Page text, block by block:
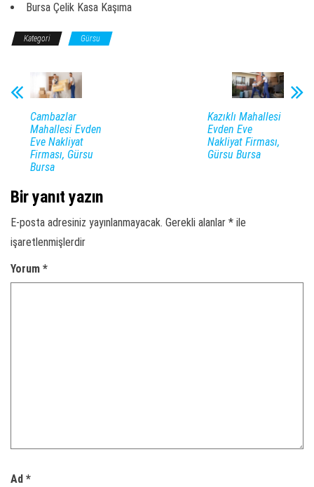
Bursa Çelik Kasa Kaşıma
Kategori Gürsu
Cambazlar
Mahallesi Evden
Eve Nakliyat
Firması, Gürsu
Bursa
Kazıklı Mahallesi
Evden Eve
Nakliyat Firması,
Gürsu Bursa
Bir yanıt yazın
E-posta adresiniz yayınlanmayacak. Gerekli alanlar * ile
işaretlenmişlerdir
Yorum *
Ad *